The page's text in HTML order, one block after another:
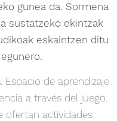
gunea da. Sormena
sustatzeko ekintzak
eskaintzen ditu
egunero.
Espacio de aprendizaje
a través del juego.
ofertan actividades